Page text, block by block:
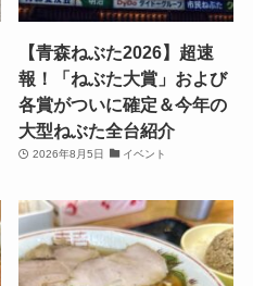
【青森ねぶた2026】超速
報！「ねぶた大賞」および
各賞がついに確定＆今年の
大型ねぶた全台紹介
2026年8月5日 イベント